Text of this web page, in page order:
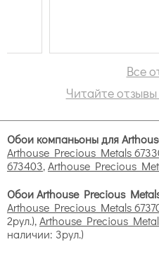
монохромное (оттенки
на контрасте
гармоничное (когда цвета
Все
Читайте
Обои компаньоны для
Arthouse Precious Metals
673403,Arthouse Precious
Обои Arthouse Precious
Arthouse Precious Metals
2рул.),Arthouse Precious
наличии: 3рул.)